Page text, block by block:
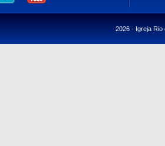
2026 - Igreja Rio